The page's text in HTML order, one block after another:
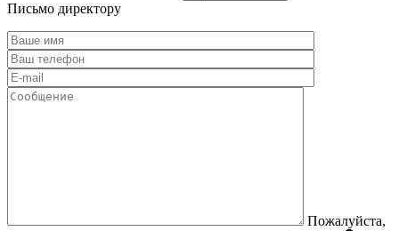
Письмо директору
Пожалуйста,